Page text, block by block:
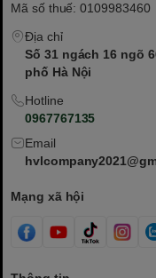
Mã số thuế: 0109983460
Địa chỉ
Số 31 ngách 16 ngõ
phố Hà Nội
Hotline
0967767135
Email
Mạng xã hội